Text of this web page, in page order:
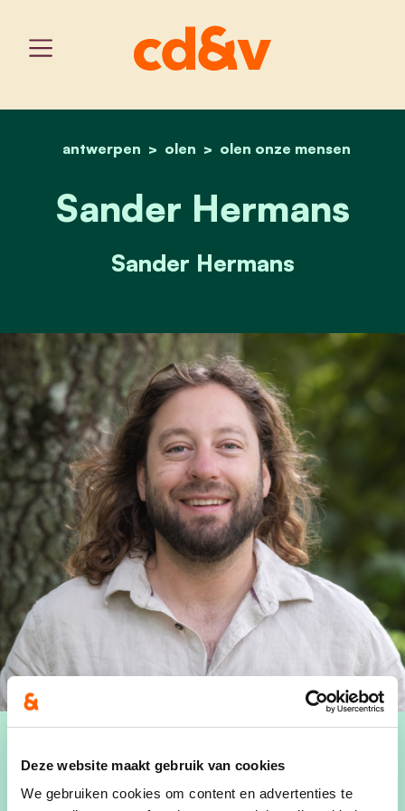
Deze website maakt gebruik van cookies
We gebruiken cookies om content en advertenties te
home
antwerpen olen olen onze mensen
sander hermans
Sander Hermans
Sander Hermans